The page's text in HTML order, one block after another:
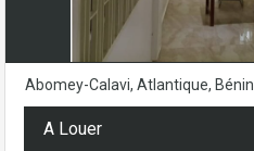
Abomey-Calavi, Atlantique, Bénin
A Louer